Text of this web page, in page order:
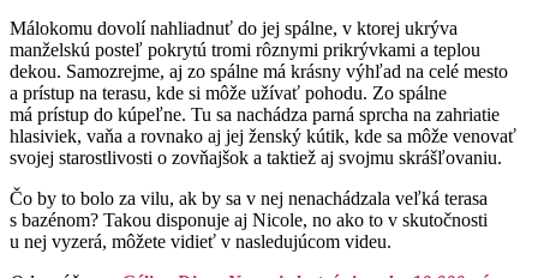
Málokomu dovolí nahliadnuť do jej spálne, v ktorej ukrýva
manželskú posteľ pokrytú tromi rôznymi prikrývkami a teplou
dekou. Samozrejme, aj zo spálne má krásny výhľad na celé mesto
a prístup na terasu, kde si môže užívať pohodu. Zo spálne
má prístup do kúpeľne. Tu sa nachádza parná sprcha na zahriatie
hlasiviek, vaňa a rovnako aj jej ženský kútik, kde sa môže venovať
svojej starostlivosti o zovňajšok a taktiež aj svojmu skrášľovaniu.
Čo by to bolo za vilu, ak by sa v nej nenachádzala veľká terasa
s bazénom? Takou disponuje aj Nicole, no ako to v skutočnosti
u nej vyzerá, môžete vidieť v nasledujúcom videu.